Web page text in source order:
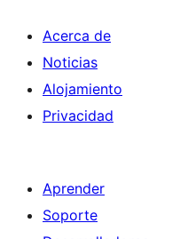
Acerca de
Noticias
Alojamiento
Privacidad
Aprender
Soporte